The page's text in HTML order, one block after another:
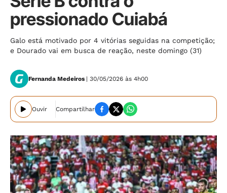
pressionado Cuiabá
Galo está motivado por 4 vitórias seguidas na competição;
e Dourado vai em busca de reação, neste domingo (31)
Fernanda Medeiros | 30/05/2026 às 4h00
Ouvir Compartilhar